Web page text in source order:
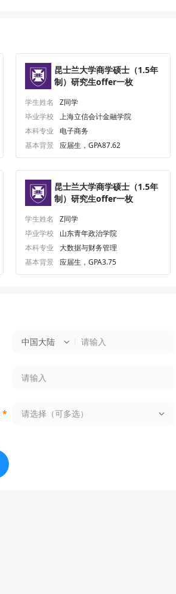
昆士兰大学商学硕士（1.5年
制）研究生offer一枚
学生姓名
Z同学
毕业学校
上海立信会计金融学院
本科专业 电子商务
基本背景
应届生，GPA87.62
昆士兰大学商学硕士（1.5年
制）研究生offer一枚
学生姓名
Z同学
毕业学校
山东青年政治学院
本科专业 大数据与财务管理
基本背景
应届生，GPA3.75
中国大陆
* 请选择（可多选）